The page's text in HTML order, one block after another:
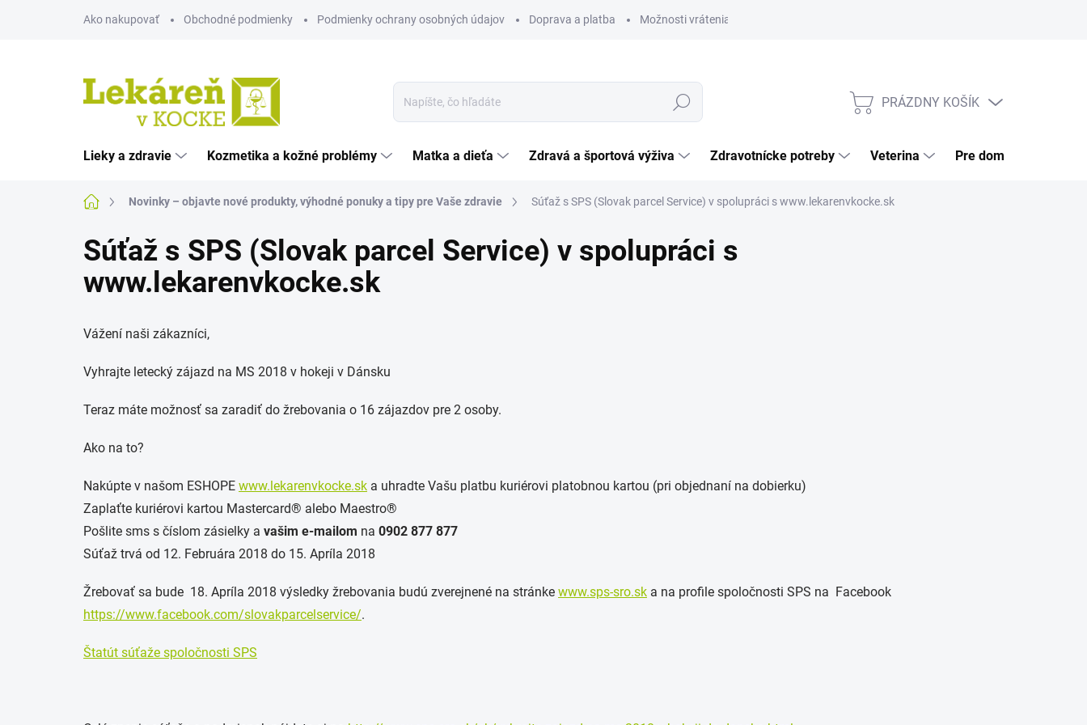
Ako nakupovať Obchodné podmienky Podmienky ochrany osobných údajov Doprava a platba Možnosti vrátenia tovaru
Hľadať
NÁKUPNÝ
PRÁZDNY KOŠÍK
Lieky a zdravie Kozmetika a kožné problémy Matka a dieťa Zdravá a športová výživa Zdravotnícke potreby Veterina Pre domácnosť
DomovNovinky – objavte nové produkty, výhodné ponuky a tipy pre Vaše zdravie Súťaž s SPS (Slovak parcel Service) v spolupráci s www.lekarenvkocke.sk
Súťaž s SPS (Slovak parcel Service) v spolupráci s
www.lekarenvkocke.sk
Vážení naši zákazníci,
Vyhrajte letecký zájazd na MS 2018 v hokeji v Dánsku
Teraz máte možnosť sa zaradiť do žrebovania o 16 zájazdov pre 2 osoby.
Ako na to?
Nakúpte v našom ESHOPE www.lekarenvkocke.sk a uhradte Vašu platbu kuriérovi platobnou kartou (pri objednaní na dobierku)
Zaplaťte kuriérovi kartou Mastercard® alebo Maestro®
Pošlite sms s číslom zásielky a vašim e-mailom na 0902 877 877
Súťaž trvá od 12. Februára 2018 do 15. Apríla 2018
Žrebovať sa bude 18. Apríla 2018 výsledky žrebovania budú zverejnené na stránke www.sps-sro.sk a na profile spoločnosti SPS na Facebook
https://www.facebook.com/slovakparcelservice/.
Štatút súťaže spoločnosti SPS